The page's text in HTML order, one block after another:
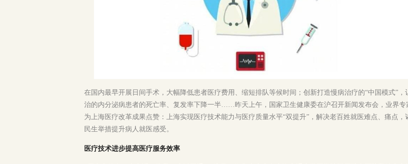
在国内最早开展日间手术，大幅降低患者医疗费用、缩短排队等候时间；创新打造慢病治疗的“中国模式”，
治的内分泌病患者的死亡率、复发率下降一半……昨天上午，国家卫生健康委在沪召开新闻发布会，业界专
为上海医疗改革成果点赞：上海实现医疗技术能力与医疗质量水平“双提升”，解决老百姓就医难点、痛点，
民生举措提升病人就医感受。
医疗技术进步提高医疗服务效率